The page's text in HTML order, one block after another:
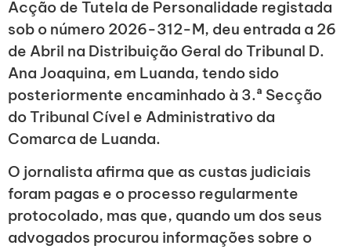
Acção de Tutela de Personalidade registada
sob o número 2026-312-M, deu entrada a 26
de Abril na Distribuição Geral do Tribunal D.
Ana Joaquina, em Luanda, tendo sido
posteriormente encaminhado à 3.ª Secção
do Tribunal Cível e Administrativo da
Comarca de Luanda.
O jornalista afirma que as custas judiciais
foram pagas e o processo regularmente
protocolado, mas que, quando um dos seus
advogados procurou informações sobre o